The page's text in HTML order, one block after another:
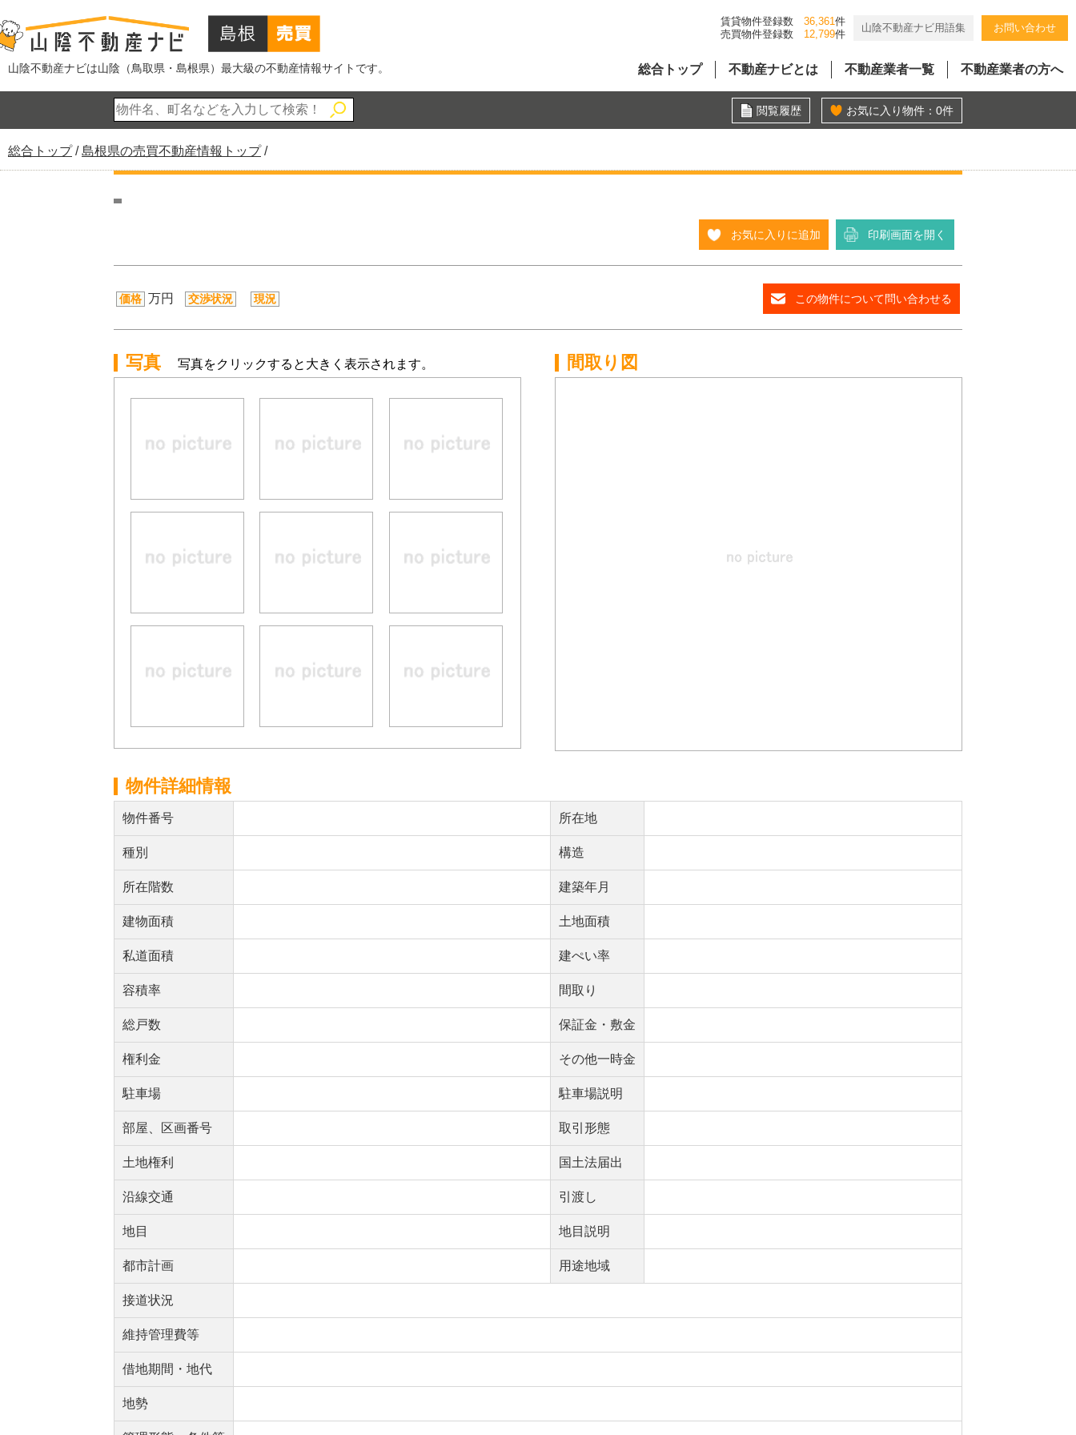
山陰不動産ナビは山陰（鳥取県・島根県）最大級の不動産情報サイトです。
賃貸物件登録数 36,361件
売買物件登録数
12,799件
山陰不動産ナビ用語集 お問い合わせ
総合トップ 不動産ナビとは 不動産業者一覧 不動産業者の方へ
閲覧履歴 お気に入り物件： 0件
現
在
総合トップ/島根県の売買不動産情報トップ/
お気に入りに追加 印刷画面を開く
価格 万円 交渉状況 現況 この物件について問い合わせる
写真 写真をクリックすると大きく表示されます。 間取り図
物件詳細情報
物件番号 所在地
種別 構造
所在階数 建築年月
建物面積 土地面積
私道面積 建ぺい率
容積率 間取り
総戸数 保証金・敷金
権利金 その他一時金
駐車場 駐車場説明
部屋、区画番号 取引形態
土地権利 国土法届出
沿線交通 引渡し
地目 地目説明
都市計画 用途地域
接道状況
維持管理費等
借地期間・地代
地勢